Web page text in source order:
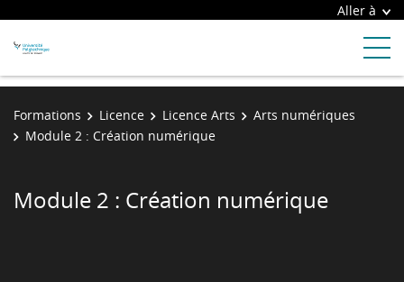
Aller à
Formations Licence Licence Arts
Arts numériques
Module 2 : Création numérique
Module 2 : Création numérique